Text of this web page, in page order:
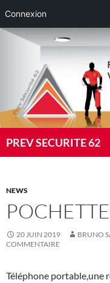
Connexion
Aller
PREV SECURITE 62
NEWS
20 JUIN 2019 BRUNO
COMMENTAIRE
Téléphone portable,une